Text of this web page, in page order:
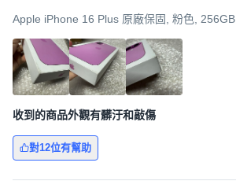
Apple iPhone 16 Plus 原廠保固, 粉色, 256GB
收到的商品外觀有髒汙和敲傷
對12位有幫助